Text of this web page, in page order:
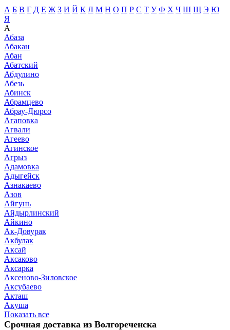
А Б В Г Д Е Ж З И Й К Л М Н О П Р С Т У Ф Х Ч Ш Щ Э Ю
Я
А
Абаза
Абакан
Абан
Абатский
Абдулино
Абезь
Абинск
Абрамцево
Абрау-Дюрсо
Агаповка
Агвали
Агеево
Агинское
Агрыз
Адамовка
Адыгейск
Азнакаево
Азов
Айгунь
Айдырлинский
Айкино
Ак-Довурак
Акбулак
Аксай
Аксаково
Аксарка
Аксеново-Зиловское
Аксубаево
Акташ
Акуша
Показать все
Срочная доставка из Волгореченска